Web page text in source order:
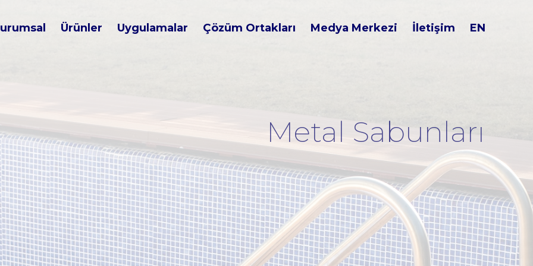
EN
İletişim
Medya Merkezi
Çözüm Ortakları
Uygulamalar
Ürünler
Metal Sabunları